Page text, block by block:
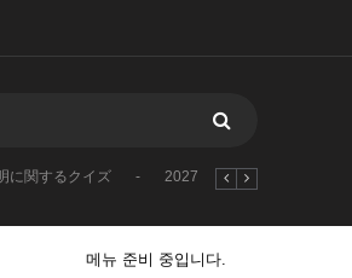
に関するクイズ - 2027 2023
메뉴 준비 중입니다.